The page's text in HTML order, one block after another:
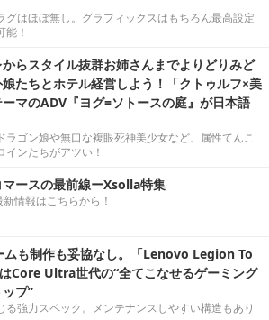
グはほぼ無し。グラフィックスはもちろん最高設定
能！
らスタイル抜群お姉さんまでよりどりみど
娘たちとホテル経営しよう！「クトゥルフ×美
マのADV『ヨグ=ソトースの庭』が日本語
ラゴン娘や無口な複眼死神美少女など、属性てんこ
インたちがアツい！
ースの最前線ーXsolla特集
情報はこちらから！
ムも制作も妥協なし。「Lenovo Legion To
Core Ultra世代の“全てこなせるゲーミング
プ”
る強力スペック。メンテナンスしやすい構造もあり